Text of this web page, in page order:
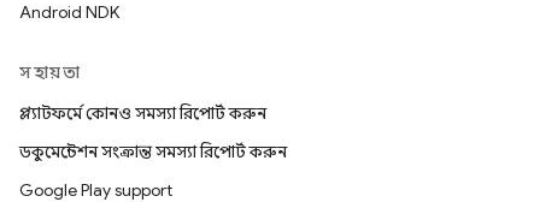
Android NDK
সহায়তা
প্ল্যাটফর্মে কোনও সমস্যা রিপোর্ট করুন
ডকুমেন্টেশন সংক্রান্ত সমস্যা রিপোর্ট করুন
Google Play support